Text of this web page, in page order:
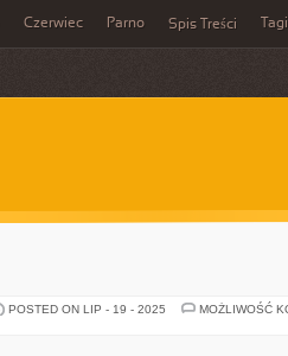
Czerwiec Parno Spis Treści Tagi
POSTED ON LIP - 19 - 2025
MOŻLIWOŚĆ